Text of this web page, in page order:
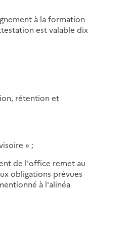
à la formation
est valable dix
rétention et
» ;
de l'office remet au
obligations prévues
à l'alinéa